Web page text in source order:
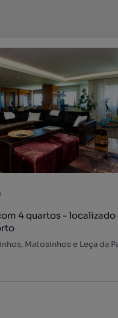
4 quartos - localizado